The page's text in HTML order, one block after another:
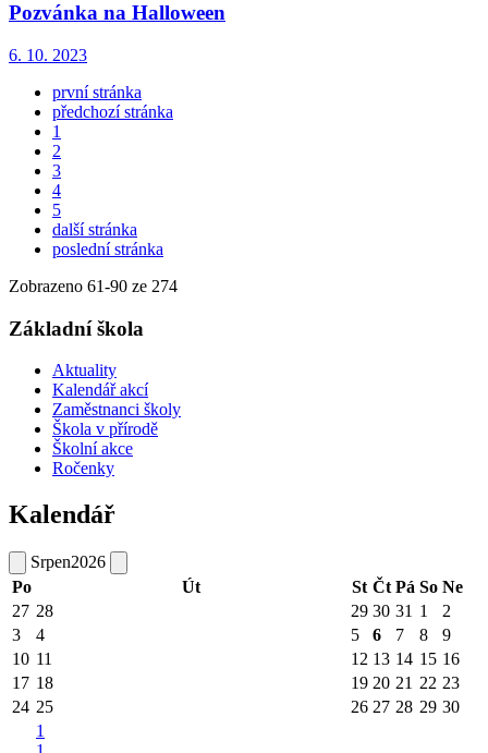
Pozvánka na Halloween
6. 10. 2023
první stránka
předchozí stránka
1
2
3
4
5
další stránka
poslední stránka
Zobrazeno 61-90 ze 274
Základní škola
Aktuality
Kalendář akcí
Zaměstnanci školy
Škola v přírodě
Školní akce
Ročenky
Kalendář
Srpen2026
Po
Út St Čt Pá So Ne
27 28 29 30 31 1
2
3
4 5 6 7 8
9
10 11 12 13 14 15 16
17 18 19 20 21 22 23
24 25 26 27 28 29 30
1